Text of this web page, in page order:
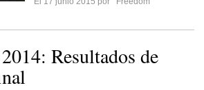
Resultados de